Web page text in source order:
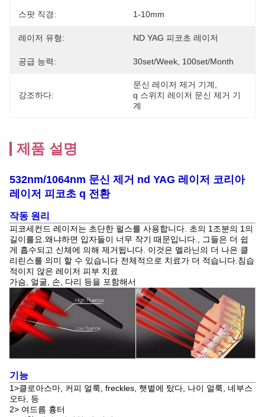
스팟 직경: 1-10mm
레이저 유형: ND YAG 피코초 레이저
공급 능력: 30set/week, 100set/Month
강조하다:
문신 레이저 제거 기계
q 스위치 레이저 문신 제거 기
계
제품 설명
532nm/1064nm 문신 제거 nd YAG 레이저 코리아
레이저 피코초 q 전환
작동 원리
피코세컨드 레이저는 초단한 펄스를 사용합니다. 초의 1조분의 1의
길이를요.왜냐하면 입자들이 너무 작기 때문입니다., 그들은 더 쉽
게 흡수되고 신체에 의해 제거됩니다. 이것은 멜라닌의 더 나은 클
리린스를 의미 할 수 있습니다 전체적으로 치료가 더 적습니다.침습
적이지 않은 레이저 피부 치료
가슴, 얼굴, 손, 다리 등을 포함해서
기능
1>클로아스마, 커피 얼룩, freckles, 햇볕에 탔다, 나이 얼룩, 네부스
오타, 등
2> 여드름 흉터